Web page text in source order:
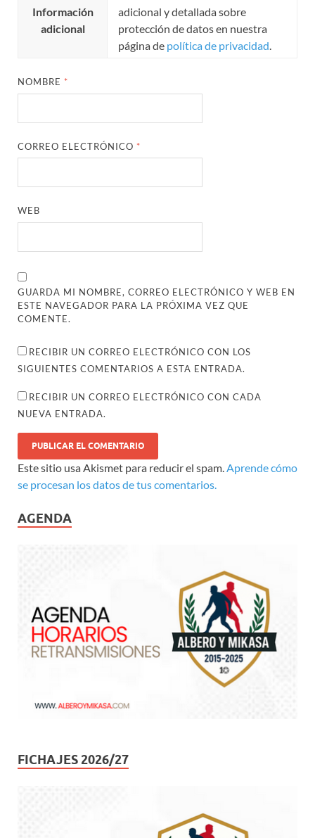
Información
adicional
adicional y detallada sobre
protección de datos en nuestra
página de política de privacidad.
NOMBRE *
CORREO ELECTRÓNICO *
WEB
GUARDA MI NOMBRE, CORREO ELECTRÓNICO Y WEB EN
ESTE NAVEGADOR PARA LA PRÓXIMA VEZ QUE
COMENTE.
RECIBIR UN CORREO ELECTRÓNICO CON LOS
SIGUIENTES COMENTARIOS A ESTA ENTRADA.
RECIBIR UN CORREO ELECTRÓNICO CON CADA
NUEVA ENTRADA.
Este sitio usa Akismet para reducir el spam. Aprende cómo
se procesan los datos de tus comentarios.
AGENDA
FICHAJES 2026/27